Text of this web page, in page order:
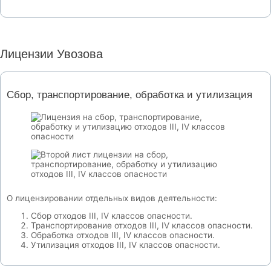
Лицензии Увозова
Сбор, транспортирование, обработка и утилизация
О лицензировании отдельных видов деятельности:
Сбор отходов III, IV классов опасности.
Транспортирование отходов III, IV классов опасности.
Обработка отходов III, IV классов опасности.
Утилизация отходов III, IV классов опасности.